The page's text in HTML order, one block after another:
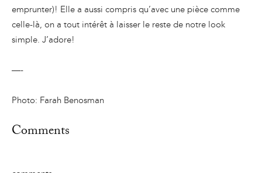
emprunter)! Elle a aussi compris qu’avec une pièce comme
celle-là, on a tout intérêt à laisser le reste de notre look
simple. J’adore!
—-
Photo: Farah Benosman
Comments